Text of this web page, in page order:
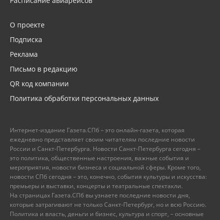
О проекте
Подписка
Реклама
Письмо в редакцию
QR код компании
Политика обработки персональных данных
Интернет-издание Газета.СПб – это онлайн-газета, которая
ежедневно представляет своим читателям последние новости
России и Санкт-Петербурга. Новости Санкт-Петербурга сегодня –
это политика, общественные настроения, важные события и
мероприятия, новости бизнеса и социальной сферы. Кроме того,
новости СПб сегодня – это, конечно, события культуры и искусства:
премьеры и выставки, концерты и театральные спектакли.
На страницах Газета.СПб вы узнаете последние новости дня,
которые затрагивают не только Санкт-Петербург, но и всю Россию.
Политика и власть, деньги и бизнес, культура и спорт, – основные